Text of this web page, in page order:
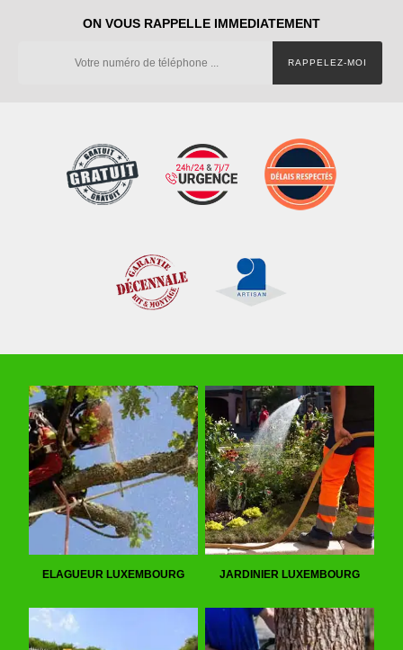
ON VOUS RAPPELLE IMMEDIATEMENT
ELAGUEUR LUXEMBOURG JARDINIER LUXEMBOURG